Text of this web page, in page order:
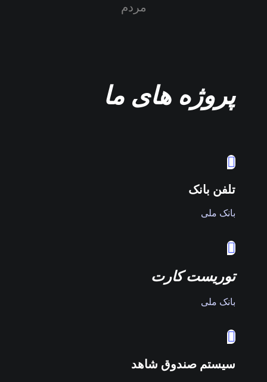
مردم
پروژه های ما
تلفن بانک
بانک ملی
توریست کارت
بانک ملی
سیستم صندوق شاهد